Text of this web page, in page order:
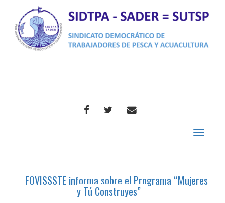
FACEBOOKTWITTERCORREO
Toggle
FOVISSSTE informa sobre el Programa “Mujeres
y Tú Construyes”